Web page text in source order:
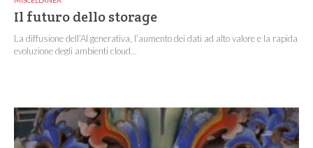
Il futuro dello storage
La diffusione dell’AI generativa, l’aumento dei dati ad alto valore e la rapida
evoluzione degli ambienti cloud...